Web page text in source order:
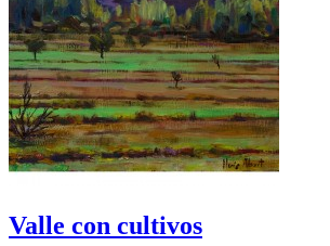
Valle con cultivos